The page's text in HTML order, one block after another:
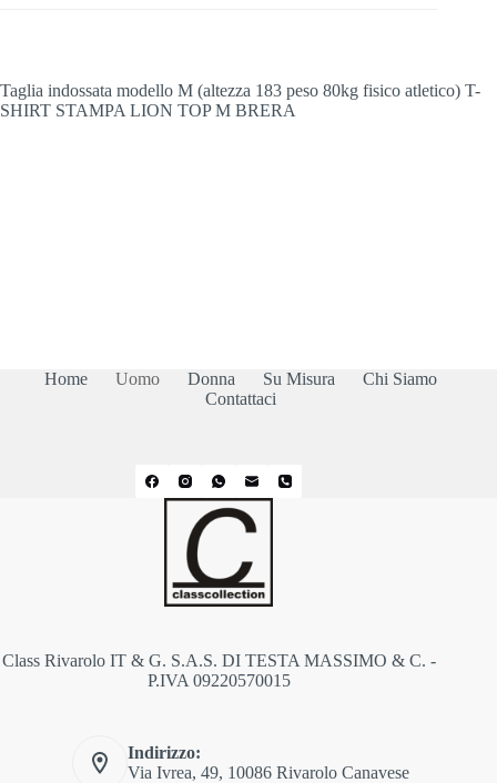
Taglia indossata modello M (altezza 183 peso 80kg fisico atletico) T-
SHIRT STAMPA LION TOP M BRERA
Home Uomo Donna Su Misura
Chi Siamo
Contattaci
Class Rivarolo IT & G. S.A.S. DI TESTA MASSIMO & C. -
P.IVA 09220570015
Indirizzo:
Via Ivrea, 49, 10086 Rivarolo Canavese